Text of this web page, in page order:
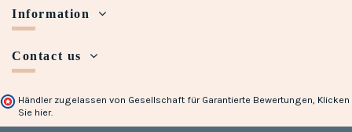
Information
Contact us
Händler zugelassen von Gesellschaft für Garantierte Bewertungen, Klicken
Sie hier.